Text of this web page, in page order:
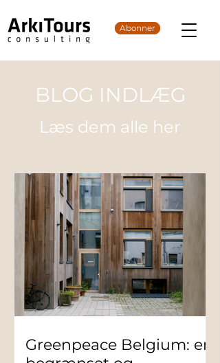
Abonner
BLOG INDLÆG
Læs dem alle her
Greenpeace Belgium: en